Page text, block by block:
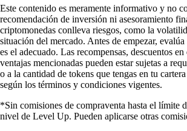
Este contenido es meramente informativo y no
recomendación de inversión ni asesoramiento
criptomonedas conlleva riesgos, como la
situación del mercado. Antes de empezar,
es el adecuado. Las recompensas, descuentos
ventajas mencionadas pueden estar sujetas a
o a la cantidad de tokens que tengas en tu
según los términos y condiciones vigentes.
*Sin comisiones de compraventa hasta el límite
nivel de Level Up. Pueden aplicarse otras